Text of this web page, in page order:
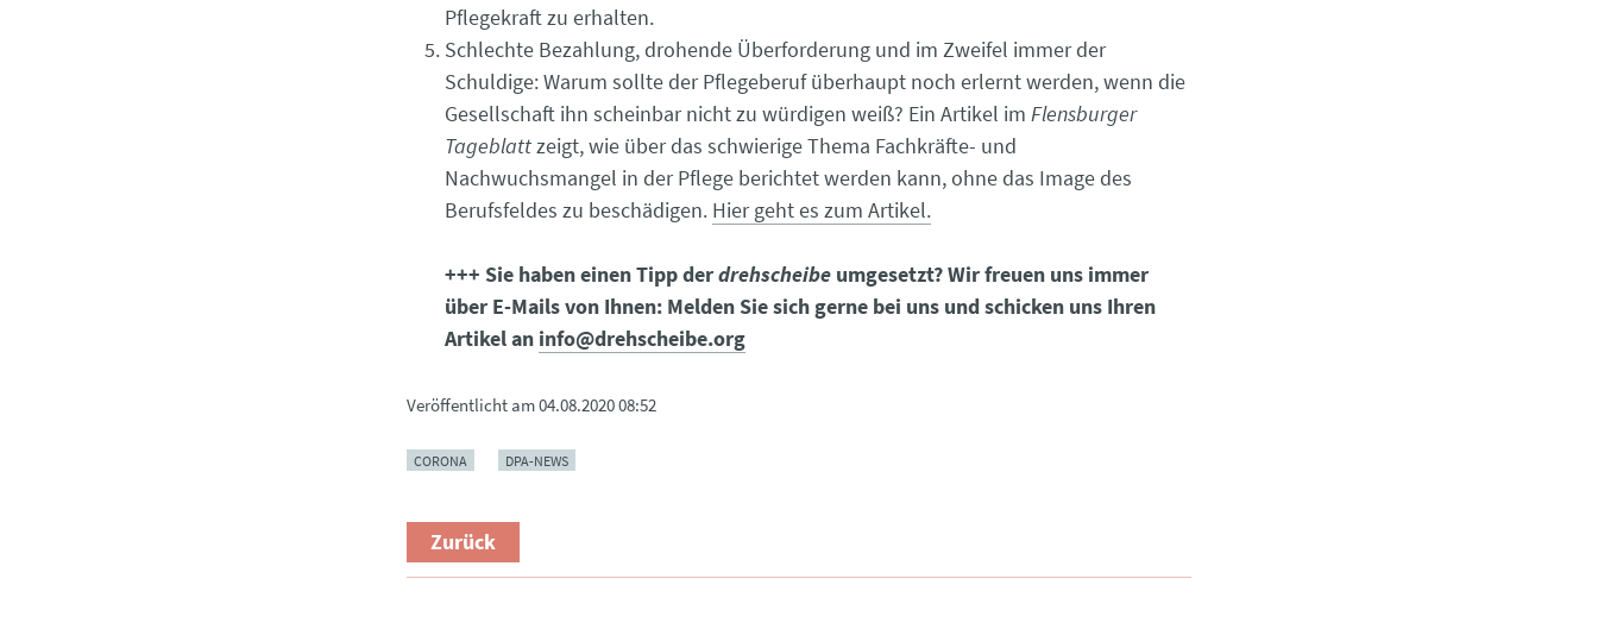
Pflegekraft zu erhalten.
Schlechte Bezahlung, drohende Überforderung und im Zweifel immer der
Schuldige: Warum sollte der Pflegeberuf überhaupt noch erlernt werden, wenn die
Gesellschaft ihn scheinbar nicht zu würdigen weiß? Ein Artikel im Flensburger
Tageblattzeigt, wie über das schwierige Thema Fachkräfte- und
Nachwuchsmangel in der Pflege berichtet werden kann, ohne das Image des
Berufsfeldes zu beschädigen. Hier geht es zum Artikel.
+++ Sie haben einen Tipp derdrehscheibe umgesetzt? Wir freuen uns immer
über E-Mails von Ihnen: Melden Sie sich gerne bei uns und schicken uns Ihren
Artikel an info@drehscheibe.org
Veröffentlicht am04.08.2020 08:52
CORONA DPA-NEWS
Zurück